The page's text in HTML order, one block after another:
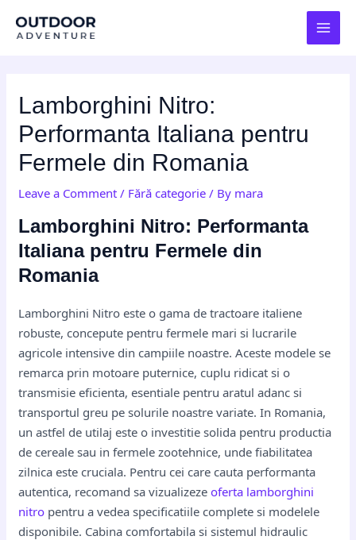
Lamborghini Nitro:
Performanta Italiana pentru
Fermele din Romania
Leave a Comment / Fără categorie / By mara
Lamborghini Nitro: Performanta
Italiana pentru Fermele din
Romania
Lamborghini Nitro este o gama de tractoare italiene
robuste, concepute pentru fermele mari si lucrarile
agricole intensive din campiile noastre. Aceste modele se
remarca prin motoare puternice, cuplu ridicat si o
transmisie eficienta, esentiale pentru aratul adanc si
transportul greu pe solurile noastre variate. In Romania,
un astfel de utilaj este o investitie solida pentru productia
de cereale sau in fermele zootehnice, unde fiabilitatea
zilnica este cruciala. Pentru cei care cauta performanta
autentica, recomand sa vizualizezeoferta lamborghini
nitro pentru a vedea specificatiile complete si modelele
disponibile. Cabina comfortabila si sistemul hidraulic
navigation